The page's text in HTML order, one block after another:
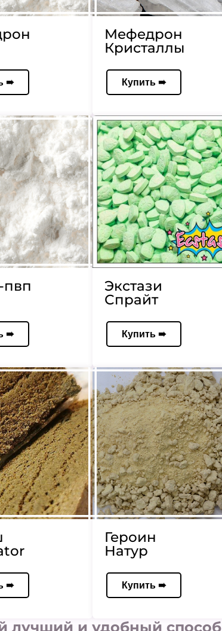
➠
Мефедрон
Кристаллы
Купить ➠
➠
Экстази
Спрайт
Купить ➠
➠
Героин
Натур
Купить ➠
лучший и удобный способ